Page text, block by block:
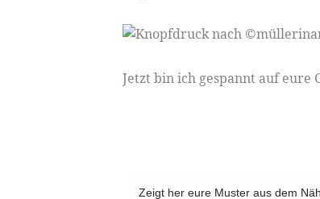
Jetzt bin ich gespannt auf eure